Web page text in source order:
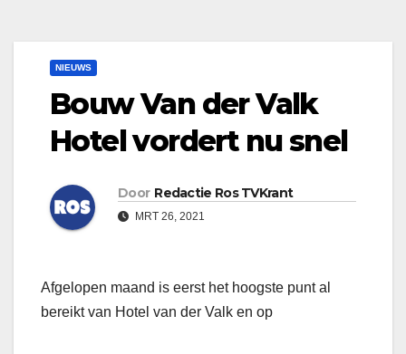
NIEUWS
Bouw Van der Valk
Hotel vordert nu snel
Door Redactie Ros TVKrant
MRT 26, 2021
Afgelopen maand is eerst het hoogste punt al
bereikt van Hotel van der Valk en op